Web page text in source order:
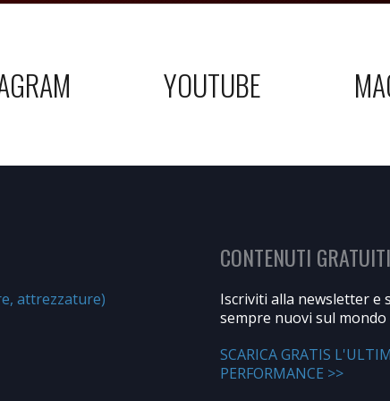
YOUTUBE
attrezzature)
CONTENUTI GRATUITI
Iscriviti alla newsletter e
sempre nuovi sul mondo
SCARICA GRATIS
PERFORMANCE >>